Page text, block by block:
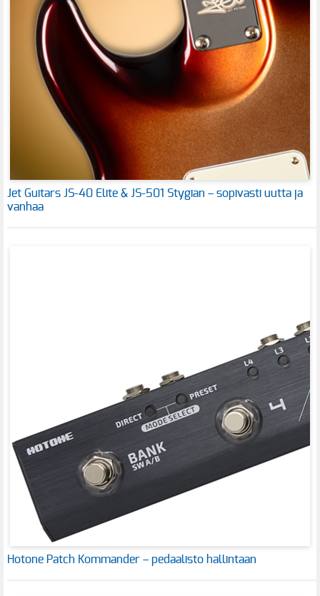
Jet Guitars JS-40 Elite & JS-501 Stygian – sopivasti uutta ja
vanhaa
Hotone Patch Kommander – pedaalisto hallintaan